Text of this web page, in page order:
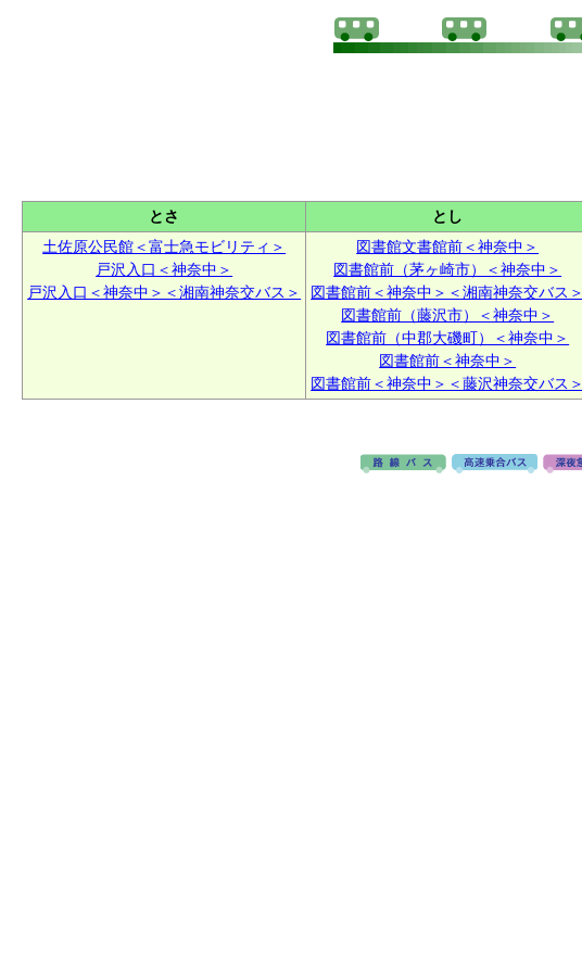
とさ とし
土佐原公民館＜富士急モビリティ＞
戸沢入口＜神奈中＞
戸沢入口＜神奈中＞＜湘南神奈交バス＞
図書館文書館前＜神奈中＞
図書館前（茅ヶ崎市）＜神奈中＞
図書館前＜神奈中＞＜湘南神奈交バス＞
図書館前（藤沢市）＜神奈中＞
図書館前（中郡大磯町）＜神奈中＞
図書館前＜神奈中＞
図書館前＜神奈中＞＜藤沢神奈交バス＞